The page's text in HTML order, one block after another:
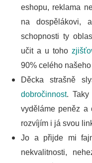
eshopu, reklama
na dospělákovi,
schopnosti ty
učit a u toho
90% celého
Děcka strašně
dobročinnost.
vyděláme peněz a
rozvíjím i já svou
Jo a přijde mi
nekvalitnosti,